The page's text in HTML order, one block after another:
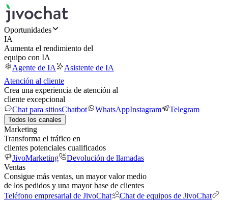
Oportunidades
IA
Aumenta el rendimiento del
equipo con IA
Agente de IA
Asistente de IA
Atención al cliente
Crea una experiencia de atención al
cliente excepcional
Chat para sitiosChatbot WhatsAppInstagram Telegram
Todos los canales
Marketing
Transforma el tráfico en
clientes potenciales cualificados
JivoMarketing
Devolución de llamadas
Ventas
Consigue más ventas, un mayor valor medio
de los pedidos y una mayor base de clientes
Teléfono empresarial de JivoChat
Chat de equipos de JivoChat